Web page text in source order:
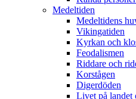
Medeltiden
Medeltidens
Vikingatiden
Kyrkan och
Feodalismen
Riddare och
Korstågen
Digerdöden
Livet på landet